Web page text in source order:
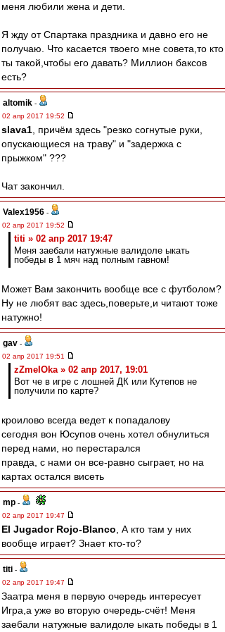
меня любили жена и дети.
Я жду от Спартака праздника и давно его не
получаю. Что касается твоего мне совета,то кто
ты такой,чтобы его давать? Миллион баксов
есть?
altomik -
02 апр 2017 19:52
slava1 , причём здесь "резко согнутые руки,
опускающиеся на траву" и "задержка с
прыжком" ???
Чат закончил.
Valex1956 -
02 апр 2017 19:52
titi » 02 апр 2017 19:47
Меня заебали натужные валидоле ыкать
победы в 1 мяч над полным гавном!
Может Вам закончить вообще все с футболом?
Ну не любят вас здесь,поверьте,и читают тоже
натужно!
gav -
02 апр 2017 19:51
zZmeIOka » 02 апр 2017, 19:01
Вот че в игре с лошней ДК или Кутепов не
получили по карте?
кроилово всегда ведет к попадалову
сегодня вон Юсупов очень хотел обнулиться
перед нами, но перестарался
правда, с нами он все-равно сыграет, но на
картах остался висеть
mp -
02 апр 2017 19:47
El Jugador Rojo-Blanco , А кто там у них
вообще играет? Знает кто-то?
titi -
02 апр 2017 19:47
Заатра меня в первую очередь интересует
Игра,а уже во вторую очередь-счёт! Меня
заебали натужные валидоле ыкать победы в 1